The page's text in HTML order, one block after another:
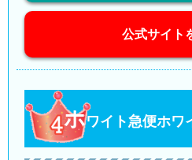
公式サイト
ホワイト急便ホワ